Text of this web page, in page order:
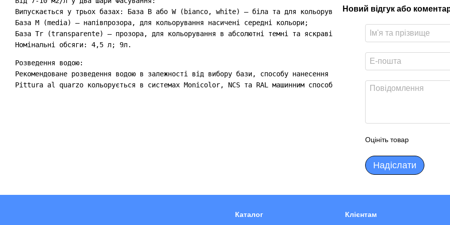
Випускається у трьох базах: База В або W (bianco, white) – біла та для кольорування у світлі ненасичені
База М (media) – напівпрозора, для кольорування насичені середні кольори;
База Tr (transparente) – прозора, для кольорування в абсолютні темні та яскраві кольори.
Номінальні обсяги: 4,5 л; 9л.
Розведення водою:
Рекомендоване розведення водою в залежності від вибору бази, способу нанесення та здатності поверхні, що
Pittura al quarzo кольорується в системах Monicolor, NCS та RAL машинним способом від світлих до
Новий відгук або
Оцініть товар
Надіслати
Каталог Клієнтам